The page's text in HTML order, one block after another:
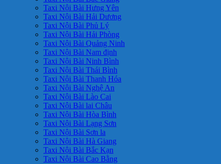
Taxi Nội Bài Hưng Yên
Taxi Nội Bài Hải Dương
Taxi Nội Bài Phủ Lý
Taxi Nội Bài Hải Phòng
Taxi Nội Bài Quảng Ninh
Taxi Nội Bài Nam định
Taxi Nội Bài Ninh Bình
Taxi Nội Bài Thái Bình
Taxi Nội Bài Thanh Hóa
Taxi Nội Bài Nghệ An
Taxi Nội Bài Lào Cai
Taxi Nội Bài lai Châu
Taxi Nội Bài Hòa Bình
Taxi Nội Bài Lạng Sơn
Taxi Nội Bài Sơn la
Taxi Nội Bài Hà Giang
Taxi Nội Bài Bắc Kạn
Taxi Nội Bài Cao Bằng